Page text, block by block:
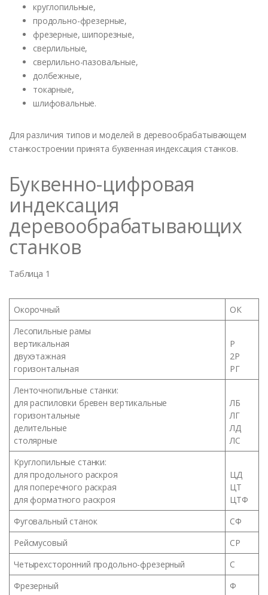
круглопильные,
продольно-фрезерные,
фрезерные, шипорезные,
сверлильные,
сверлильно-пазовальные,
долбежные,
токарные,
шлифовальные.
Для различия типов и моделей в деревообрабатывающем
станкостроении принята буквенная индексация станков.
Буквенно-цифровая
индексация
деревообрабатывающих
станков
Таблица 1
Окорочный
ОК
Лесопильные рамы
вертикальная
двухэтажная
горизонтальная
Р
2Р
РГ
Ленточнопильные станки:
для распиловки бревен вертикальные
горизонтальные
делительные
столярные
ЛБ
ЛГ
ЛД
ЛС
Круглопильные станки:
для продольного раскроя
для поперечного раскрая
для форматного раскроя
ЦД
ЦТ
ЦТФ
Фуговальный станок
СФ
Рейсмусовый
СР
Четырехсторонний продольно-фрезерный
С
Фрезерный
Ф